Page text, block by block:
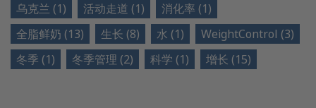
乌克兰 (1) 活动走道 (1)
消化率 (1)
全脂鲜奶 (13)
生长 (8) 水 (1)
WeightControl (3)
冬季 (1)
冬季管理 (2) 科学 (1) 增长 (15)